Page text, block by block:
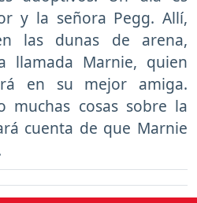
y la señora Pegg. Allí,
las dunas de arena,
llamada Marnie, quien
en su mejor amiga.
muchas cosas sobre la
cuenta de que Marnie